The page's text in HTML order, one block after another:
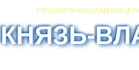
РУССКАЯ ПРАВОСЛАВНАЯ
КНЯЗЬ-